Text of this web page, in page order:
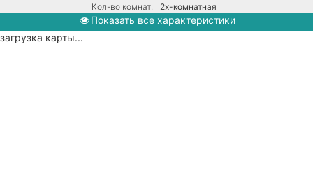
Кол-во комнат:
2х-комнатная
Тип дома:
Монолитно-блочное
Показать все характеристики
загрузка карты...